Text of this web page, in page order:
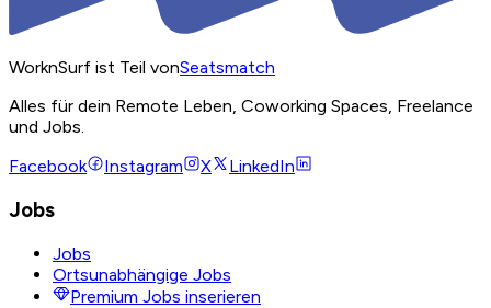
WorknSurf ist Teil vonSeatsmatch
Alles für dein Remote Leben, Coworking Spaces, Freelance
und Jobs.
Facebook
Instagram X LinkedIn
Jobs
Jobs
Ortsunabhängige Jobs
Premium Jobs inserieren